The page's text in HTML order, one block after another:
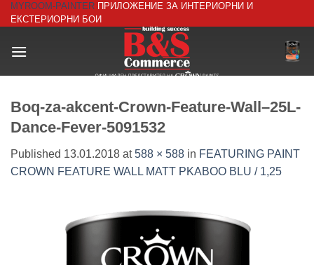
Skip
to
MYROOM-PAINTER ПРИЛОЖЕНИЕ ЗА ИНТЕРИОРНИ И
ЕКСТЕРИОРНИ БОИ
Boq-za-akcent-Crown-Feature-Wall–25L-
Dance-Fever-5091532
Published 13.01.2018 at588 × 588 in FEATURING PAINT
CROWN FEATURE WALL MATT PKABOO BLU / 1,25